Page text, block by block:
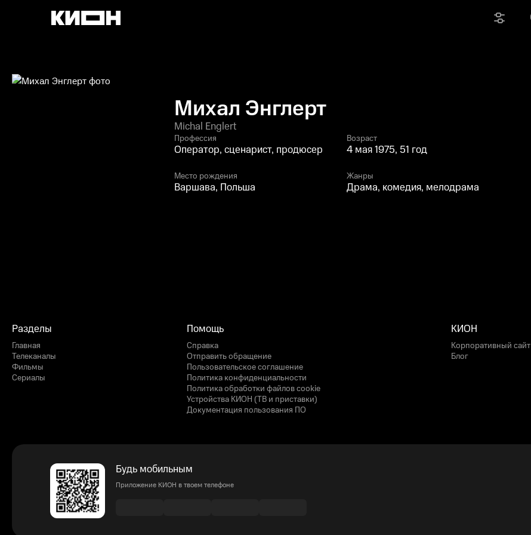
Михал Энглерт
Michal Englert
Профессия
Оператор, сценарист, продюсер
Возраст
4 мая 1975, 51 год
Место рождения
Варшава, Польша
Жанры
Драма, комедия, мелодрама
Разделы
Главная
Телеканалы
Фильмы
Сериалы
Помощь
Справка
Отправить обращение
Пользовательское соглашение
Политика конфиденциальности
Политика обработки файлов cookie
Устройства КИОН (ТВ и приставки)
Документация пользования ПО
КИОН
Корпоративный сайт
Блог
Будь мобильным
Приложение КИОН в твоем телефоне